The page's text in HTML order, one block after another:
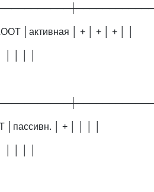
│активная │ + │ + │ + │ │
│ │ │ │
│ + │ │ │ │
│ │ │ │